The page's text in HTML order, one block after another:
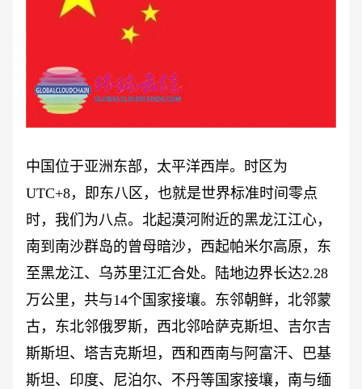
中国位于亚洲东部，太平洋西岸。时区为
UTC+8，即东八区，也就是世界标准时间零点
时，我们为八点。北起漠河附近的黑龙江江心，
南到南沙群岛的曾母暗沙，西起帕米尔高原，东
至黑龙江、乌苏里江汇合处。陆地边界长达2.28
万公里，共与14个国家接壤。东邻朝鲜，北邻蒙
古，东北邻俄罗斯，西北邻哈萨克斯坦、吉尔吉
斯斯坦、塔吉克斯坦，西和西南与阿富汗、巴基
斯坦、印度、尼泊尔、不丹等国家接壤，南与缅